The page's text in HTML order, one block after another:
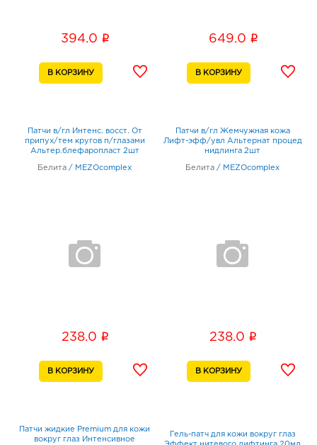
394.0 i 649.0 i
Патчи в/гл Интенс. восст. От
припух/тем кругов п/глазами
Альтер.блефаропласт 2шт
Белита / MEZOcomplex
238.0 i
Патчи в/гл Жемчужная кожа
Лифт-эфф/увл Альтернат процед
нидлинга 2шт
Белита / MEZOcomplex
238.0 i
Патчи жидкие Premium для кожи
вокруг глаз Интенсивное
Гель-патч для кожи вокруг глаз